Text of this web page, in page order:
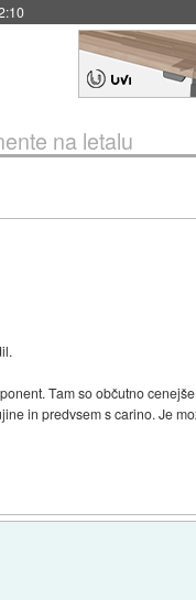
na letalu
Tam so občutno
in predvsem s carino. Je